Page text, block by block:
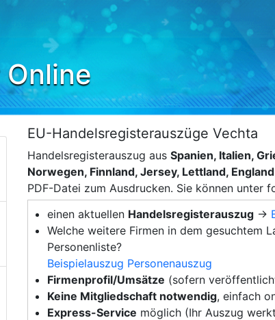
EU-Handelsregisterauszüge Vechta
Handelsregisterauszug aus Spanien, Italien,
Norwegen, Finnland, Jersey, Lettland,
PDF-Datei zum Ausdrucken. Sie können unter
einen aktuellen Handelsregisterauszug →
Welche weitere Firmen in dem gesuchtem
Personenliste?
Beispielauszug Personenauszug
Firmenprofil/Umsätze (sofern
Keine Mitgliedschaft notwendig, einfach
Express-Service möglich (Ihr Auszug